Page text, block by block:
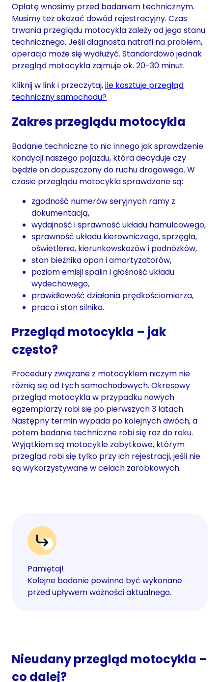
Opłatę wnosimy przed badaniem technicznym.
Musimy też okazać dowód rejestracyjny. Czas
trwania przeglądu motocykla zależy od jego stanu
technicznego. Jeśli diagnosta natrafi na problem,
operacja może się wydłużyć. Standardowo jednak
przegląd motocykla zajmuje ok. 20-30 minut.
Kliknij w link i przeczytaj,ile kosztuje przegląd
techniczny samochodu?
Zakres przeglądu motocykla
Badanie techniczne to nic innego jak sprawdzenie
kondycji naszego pojazdu, która decyduje czy
będzie on dopuszczony do ruchu drogowego. W
czasie przeglądu motocykla sprawdzane są:
zgodność numerów seryjnych ramy z
dokumentacją,
wydajność i sprawność układu hamulcowego,
sprawność układu kierowniczego, sprzęgła,
oświetlenia, kierunkowskazów i podnóżków,
stan bieżnika opon i amortyzatorów,
poziom emisji spalin i głośność układu
wydechowego,
prawidłowość działania prędkościomierza,
praca i stan silnika.
Przegląd motocykla – jak
często?
Procedury związane z motocyklem niczym nie
różnią się od tych samochodowych. Okresowy
przegląd motocykla w przypadku nowych
egzemplarzy robi się po pierwszych 3 latach.
Następny termin wypada po kolejnych dwóch, a
potem badanie techniczne robi się raz do roku.
Wyjątkiem są motocykle zabytkowe, którym
przegląd robi się tylko przy ich rejestracji, jeśli nie
są wykorzystywane w celach zarobkowych.
Pamiętaj!
Kolejne badanie powinno być wykonane
przed upływem ważności aktualnego.
Nieudany przegląd motocykla –
co dalej?